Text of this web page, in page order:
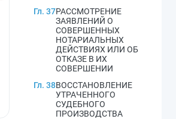
Гл. 37РАССМОТРЕНИЕ
ЗАЯВЛЕНИЙ О
СОВЕРШЕННЫХ
НОТАРИАЛЬНЫХ
ДЕЙСТВИЯХ ИЛИ ОБ
ОТКАЗЕ В ИХ
СОВЕРШЕНИИ
Гл. 38ВОССТАНОВЛЕНИЕ
УТРАЧЕННОГО
СУДЕБНОГО
ПРОИЗВОДСТВА